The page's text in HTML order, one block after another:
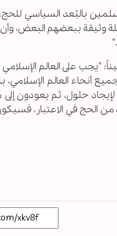
بالبُعد السياسي
وثيقة ببعضهم البعض، وأن
"يجب على العالم
أنحاء العالم
حلول، ثم يعودون إلى
الحج في الاعتبار،